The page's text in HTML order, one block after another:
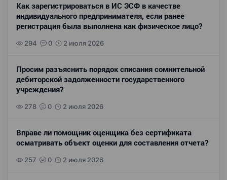
Как зарегистрироваться в ИС ЭСФ в качестве
индивидуального предпринимателя, если ранее
регистрация была выполнена как физическое лицо?
294 0 2 июля 2026
Просим разъяснить порядок списания сомнительной
дебиторской задолженности государственного
учреждения?
278 0 2 июля 2026
Вправе ли помощник оценщика без сертификата
осматривать объект оценки для составления отчета?
257 0 2 июля 2026